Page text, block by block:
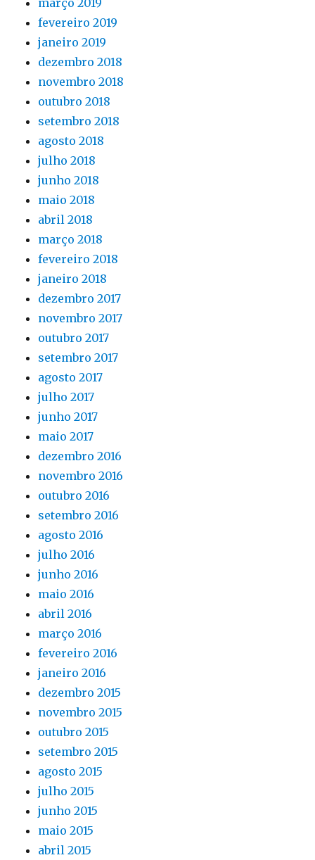
março 2019
fevereiro 2019
janeiro 2019
dezembro 2018
novembro 2018
outubro 2018
setembro 2018
agosto 2018
julho 2018
junho 2018
maio 2018
abril 2018
março 2018
fevereiro 2018
janeiro 2018
dezembro 2017
novembro 2017
outubro 2017
setembro 2017
agosto 2017
julho 2017
junho 2017
maio 2017
dezembro 2016
novembro 2016
outubro 2016
setembro 2016
agosto 2016
julho 2016
junho 2016
maio 2016
abril 2016
março 2016
fevereiro 2016
janeiro 2016
dezembro 2015
novembro 2015
outubro 2015
setembro 2015
agosto 2015
julho 2015
junho 2015
maio 2015
abril 2015